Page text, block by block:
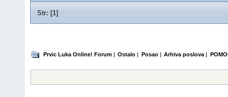
Str: [1]
Prvic Luka Online! Forum| Ostalo | Posao| Arhiva poslova |